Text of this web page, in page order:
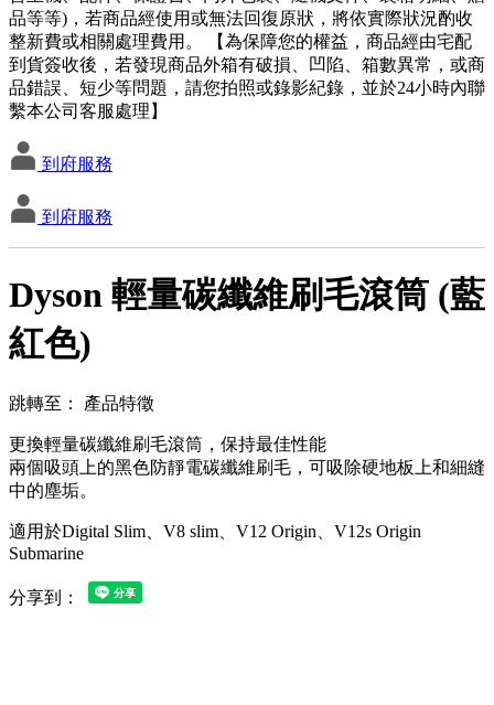
品等等)，若商品經使用或無法回復原狀，將依實際狀況酌收
整新費或相關處理費用。 【為保障您的權益，商品經由宅配
到貨簽收後，若發現商品外箱有破損、凹陷、箱數異常，或商
品錯誤、短少等問題，請您拍照或錄影紀錄，並於24小時內聯
繫本公司客服處理】
到府服務
到府服務
Dyson 輕量碳纖維刷毛滾筒 (藍
紅色)
跳轉至： 產品特徵
更換輕量碳纖維刷毛滾筒，保持最佳性能
兩個吸頭上的黑色防靜電碳纖維刷毛，可吸除硬地板上和細縫
中的塵垢。
適用於Digital Slim、V8 slim、V12 Origin、V12s Origin
Submarine
分享到：